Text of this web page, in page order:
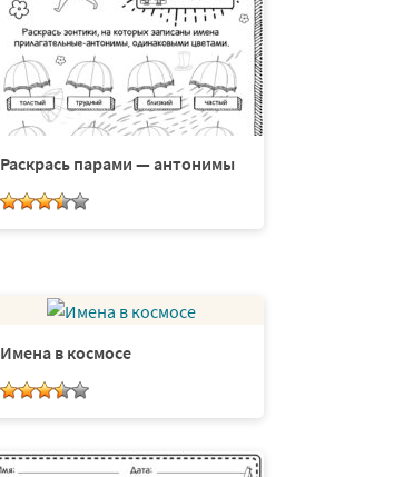
Раскрась парами — антонимы
Имена в космосе